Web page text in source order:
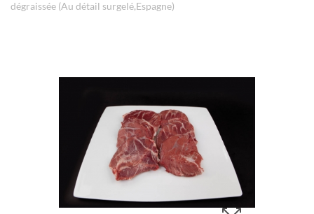
dégraissée (Au détail surgelé,Espagne)